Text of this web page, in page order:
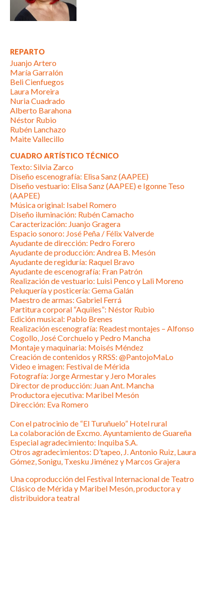
REPARTO
Juanjo Artero
María Garralón
Beli Cienfuegos
Laura Moreira
Nuria Cuadrado
Alberto Barahona
Néstor Rubio
Rubén Lanchazo
Maite Vallecillo
CUADRO ARTÍSTICO TÉCNICO
Texto: Silvia Zarco
Diseño escenografía: Elisa Sanz (AAPEE)
Diseño vestuario: Elisa Sanz (AAPEE) e Igonne Teso
(AAPEE)
Música original: Isabel Romero
Diseño iluminación: Rubén Camacho
Caracterización: Juanjo Gragera
Espacio sonoro: José Peña / Félix Valverde
Ayudante de dirección: Pedro Forero
Ayudante de producción: Andrea B. Mesón
Ayudante de regiduría: Raquel Bravo
Ayudante de escenografía: Fran Patrón
Realización de vestuario: Luisi Penco y Lali Moreno
Peluquería y posticería: Gema Galán
Maestro de armas: Gabriel Ferrá
Partitura corporal “Aquiles”: Néstor Rubio
Edición musical: Pablo Brenes
Realización escenografía: Readest montajes – Alfonso
Cogollo, José Corchuelo y Pedro Mancha
Montaje y maquinaria: Moisés Méndez
Creación de contenidos y RRSS: @PantojoMaLo
Video e imagen: Festival de Mérida
Fotografía: Jorge Armestar y Jero Morales
Director de producción: Juan Ant. Mancha
Productora ejecutiva: Maribel Mesón
Dirección: Eva Romero
Con el patrocinio de “El Turuñuelo” Hotel rural
La colaboración de Excmo. Ayuntamiento de Guareña
Especial agradecimiento: Inquiba S.A.
Otros agradecimientos: D’tapeo, J. Antonio Ruiz, Laura
Gómez, Sonigu, Txesku Jiménez y Marcos Grajera
Una coproducción del Festival Internacional de Teatro
Clásico de Mérida y Maribel Mesón, productora y
distribuidora teatral